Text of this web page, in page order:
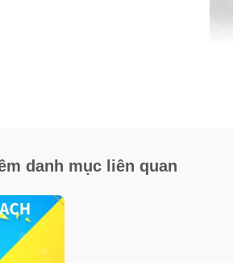
danh mục liên quan